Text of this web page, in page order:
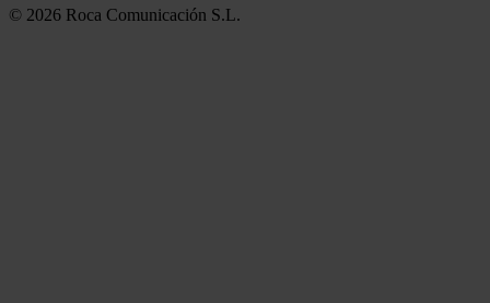
© 2026 Roca Comunicación S.L.